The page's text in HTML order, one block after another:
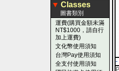
▼ Classes
圖書類別
運費(購買金額未滿
NT$1000，請自行
加上運費)
文化幣使用須知
台灣Pay使用須知
全支付使用須知
-